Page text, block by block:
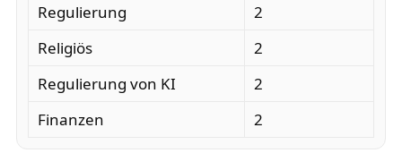
Regulierung
2
Religiös
2
Regulierung von KI
2
Finanzen
2